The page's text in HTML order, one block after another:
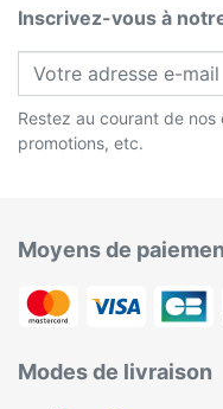
Inscrivez-vous à
Restez au courant de
promotions, etc.
Moyens de
Modes de livraison